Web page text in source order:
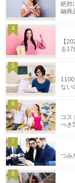
絶対
融商
4
【
る17
5
ない
6
コス
べき
7
つみ
8